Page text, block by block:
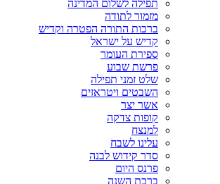
תפילה לשלום המדינה
מזמור לתודה
ברכות התורה הפטרה וקדיש
קדיש על ישראל
ספירת העומר
פרשת שבוע
שלט זמני תפילה
השבטים ויטראזים
אשר יצר
קופות צדקה
למנצח
עלינו לשבח
סדר קידוש לבנה
פרנס היום
ברכת השנה